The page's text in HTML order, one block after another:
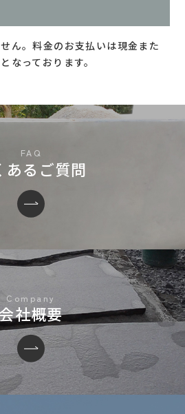
ん。料金のお支払いは現金また
なっております。
あるご質問
会社概要